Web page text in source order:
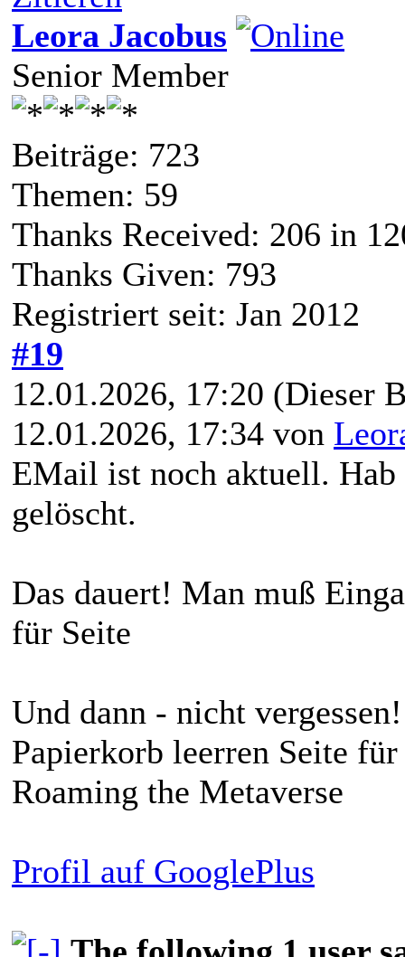
Leora Jacobus
Senior Member
Beiträge: 723
Themen: 59
Thanks Received: 206 in
Thanks Given: 793
Registriert seit: Jan 2012
#19
12.01.2026, 17:20 (Dieser
12.01.2026, 17:34 von
EMail ist noch aktuell.
gelöscht.
Das dauert! Man muß
für Seite
Und dann - nicht
Papierkorb leerren Seite
Roaming the Metaverse
Profil auf GooglePlus